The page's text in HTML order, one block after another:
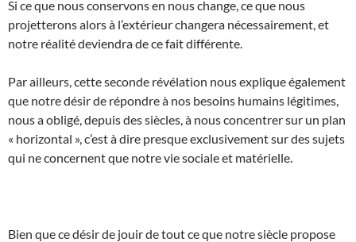
Si ce que nous conservons en nous change, ce que nous
projetterons alors à l’extérieur changera nécessairement, et
notre réalité deviendra de ce fait différente.
Par ailleurs, cette seconde révélation nous explique également
que notre désir de répondre à nos besoins humains légitimes,
nous a obligé, depuis des siècles, à nous concentrer sur un plan
« horizontal », c’est à dire presque exclusivement sur des sujets
qui ne concernent que notre vie sociale et matérielle.
Bien que ce désir de jouir de tout ce que notre siècle propose